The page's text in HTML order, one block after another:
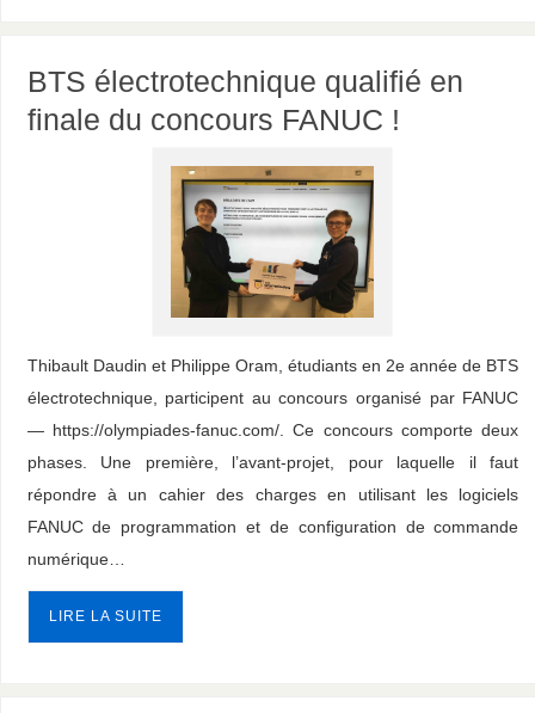
BTS électrotechnique qualifié en
finale du concours FANUC !
Thibault Daudin et Philippe Oram, étudiants en 2e année de BTS
électrotechnique, participent au concours organisé par FANUC
— https://olympiades-fanuc.com/. Ce concours comporte deux
phases. Une première, l’avant-projet, pour laquelle il faut
répondre à un cahier des charges en utilisant les logiciels
FANUC de programmation et de configuration de commande
numérique…
LIRE LA SUITE